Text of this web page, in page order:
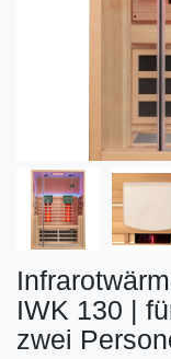
IWK 130 |
zwei